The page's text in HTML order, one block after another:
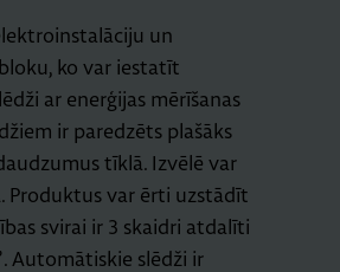
un
ko var iestatīt
ar enerģijas mērīšanas
ir paredzēts plašāks
tīklā. Izvēlē var
Produktus var ērti uzstādīt
svirai ir 3 skaidri atdalīti
Automātiskie slēdži ir